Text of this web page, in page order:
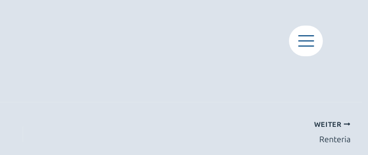
WEITER
Renteria